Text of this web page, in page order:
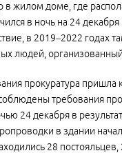
жилом доме, где
в ночь на 24
в 2019–2022 годах
людей,
прокуратура пришла
требования
24 декабря в
в здании
28 постояльцев,